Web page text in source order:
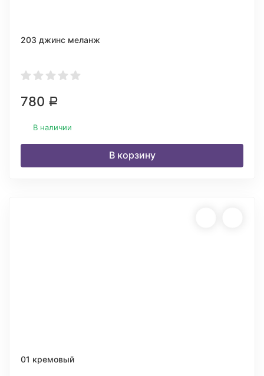
203 джинс меланж
780 Р
В наличии
В корзину
01 кремовый